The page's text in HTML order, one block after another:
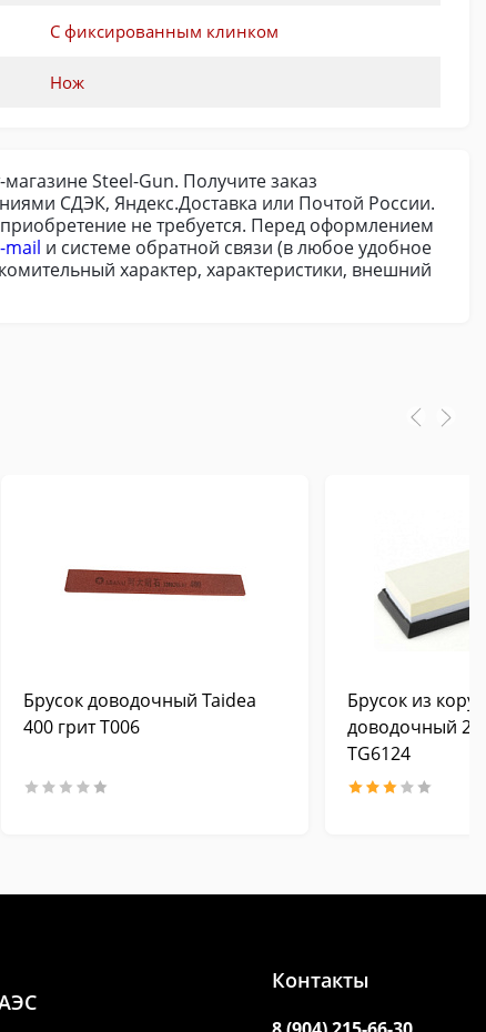
С фиксированным клинком
Нож
Steel-Gun. Получите заказ
СДЭК, Яндекс.Доставка или Почтой России.
не требуется. Перед оформлением
mail и системе обратной связи (в любое удобное
характер, характеристики, внешний
Брусок доводочный Taidea
400 грит T006
Брусок из
доводочный
TG6124
Контакты